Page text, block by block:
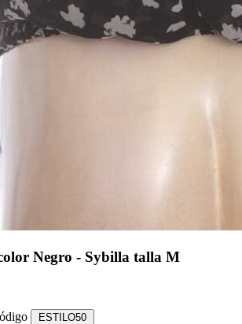
Negro - Sybilla talla M
ESTILO50